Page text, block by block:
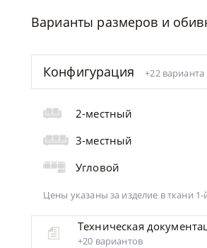
Варианты размеров и
Конфигурация+22 варианта
2-местный
3-местный
Угловой
Цены указаны за изделие в ткани
Техническая
+20 вариантов